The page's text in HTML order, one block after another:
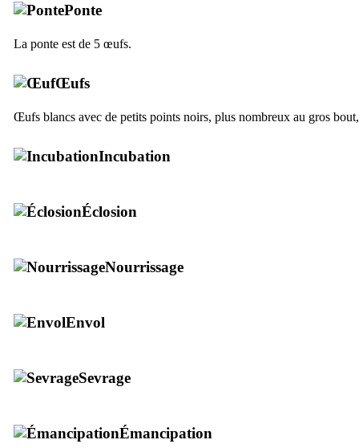
Ponte
La ponte est de 5 œufs.
Œufs
Œufs blancs avec de petits points noirs, plus nombreux au gros
Incubation
Éclosion
Nourrissage
Envol
Sevrage
Émancipation